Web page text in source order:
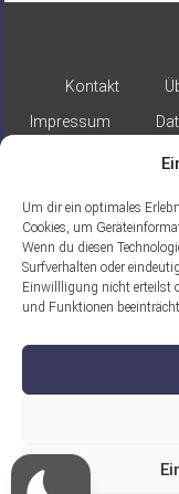
Um dir ein optimales
Cookies, um
Wenn du diesen
Surfverhalten oder
Einwillligung nicht erteilst
und Funktionen
Kontakt
Impressum
Gefördert durch:
Ein Projekt der